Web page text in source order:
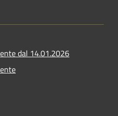
dal 14.01.2026